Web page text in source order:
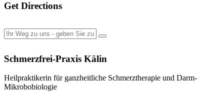
Get Directions
Schmerzfrei-Praxis Kälin
Heilpraktikerin für ganzheitliche Schmerztherapie und Darm-
Mikrobobiologie